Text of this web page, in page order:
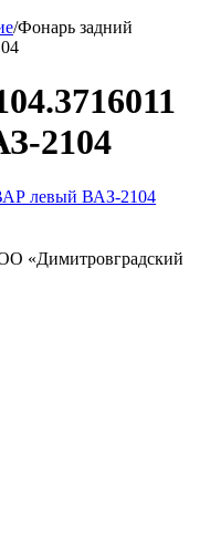
/Фонарь задний
2104
«Димитровградский